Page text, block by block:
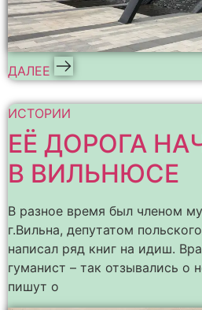
ДАЛЕЕ
ИСТОРИИ
ЕЁ ДОРОГА
В ВИЛЬНЮСЕ
В разное время был членом
г.Вильна, депутатом
написал ряд книг на идиш.
гуманист – так отзывались о
пишут о